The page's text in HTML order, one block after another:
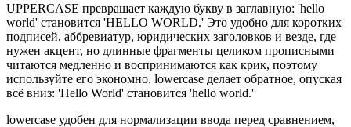
UPPERCASE превращает каждую букву в заглавную: 'hello
world' становится 'HELLO WORLD.' Это удобно для коротких
подписей, аббревиатур, юридических заголовков и везде, где
нужен акцент, но длинные фрагменты целиком прописными
читаются медленно и воспринимаются как крик, поэтому
используйте его экономно. lowercase делает обратное, опуская
всё вниз: 'Hello World' становится 'hello world.'
lowercase удобен для нормализации ввода перед сравнением,